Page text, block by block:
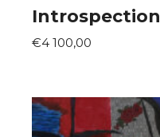
Introspection
€4 100,00